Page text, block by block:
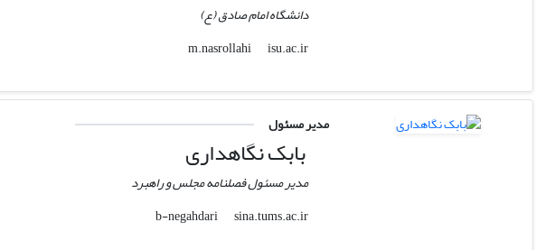
دانشگاه امام صادق (ع)
m.nasrollahi
isu.ac.ir
مدیر مسئول
بابک نگاهداری
مدیر مسئول فصلنامه مجلس و راهبرد
b-negahdari
sina.tums.ac.ir